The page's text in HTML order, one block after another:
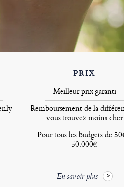
PRIX
Meilleur prix garanti
Remboursement de la
vous trouvez moins cher
Pour tous les budgets de
50.000€
En savoir plus